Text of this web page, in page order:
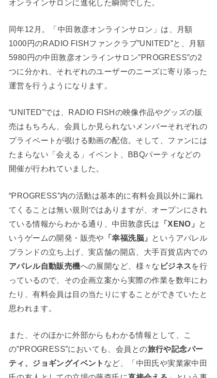
オンラインサロンに進化した瞬間でした。
同年12月。「中田敦彦オンラインサロン」は、月額
1000円のRADIO FISHファンクラブ”UNITED”と、月額
5980円の中田敦彦オンラインサロン”PROGRESS”の2
つに分かれ、それぞれのユーザーのニーズに寄り添った
運営を行うようになります。
“UNITED”では、RADIO FISHの映像作品やグッズの販
売はもちろん、会員しか見られないメンバーそれぞれの
プライベートが覗ける動画の配信。そして、ファンには
たまらない「会える」イベント、BBQパーティなどの
開催が行われていました。
“PROGRESS”内の活動は基本的に有料会員以外に漏れ
てくることは無い規則ではありますが、オープンにされ
ている情報からわかる通り、中田敦彦氏は 「XENO」
と
いうゲームの開発・販売や 「幸福洗脳」
というアパレル
ブランドの立ち上げ、実店舗の開店、大手百貨店内での
アパレル自動販売機への展開など、様々な ビジネス を行
っているので、その企画立案から実際の作業を数年にわ
たり、有料会員は目の当たりにすることができていたと
思われます。
また、そのほかに外部からもわかる情報として、こ
の”PROGRESS”においても、会員との旅行や記念パー
ティ、ジョギングイベント など、「中田氏や実業家中田